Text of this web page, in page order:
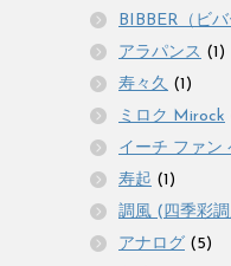
BIBBER（ビ
アラパンス (1)
寿々久 (1)
ミロク Mirock
イーチ ファン
寿起 (1)
調風 (四季彩
アナログ (5)